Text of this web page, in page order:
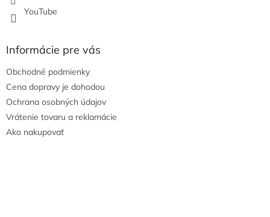
YouTube
Informácie pre vás
Obchodné podmienky
Cena dopravy je dohodou
Ochrana osobných údajov
Vrátenie tovaru a reklamácie
Ako nakupovať